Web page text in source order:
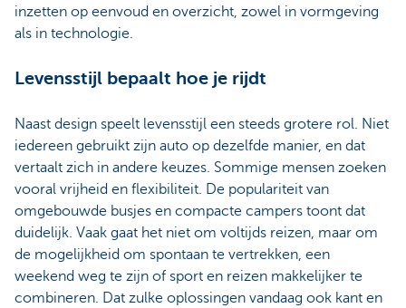
inzetten op eenvoud en overzicht, zowel in vormgeving
als in technologie.
Levensstijl bepaalt hoe je rijdt
Naast design speelt levensstijl een steeds grotere rol. Niet
iedereen gebruikt zijn auto op dezelfde manier, en dat
vertaalt zich in andere keuzes. Sommige mensen zoeken
vooral vrijheid en flexibiliteit. De populariteit van
omgebouwde busjes en compacte campers toont dat
duidelijk. Vaak gaat het niet om voltijds reizen, maar om
de mogelijkheid om spontaan te vertrekken, een
weekend weg te zijn of sport en reizen makkelijker te
combineren. Dat zulke oplossingen vandaag ook kant en